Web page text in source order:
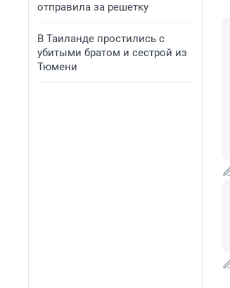
отправила за решетку
В Таиланде простились с
убитыми братом и сестрой из
Тюмени